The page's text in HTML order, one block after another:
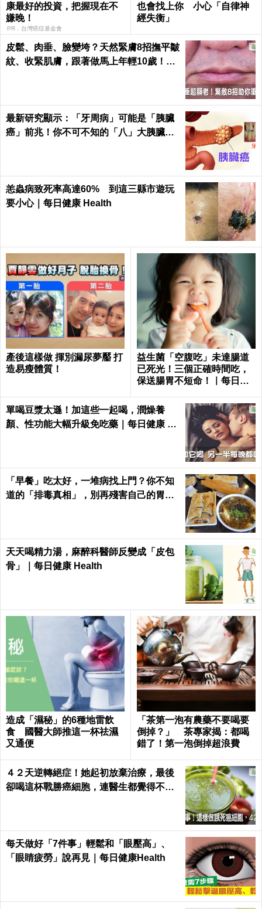
康最好的投資，把握現在不
嫌晚！
PR．台灣癌症基金會
也會找上你 小心「自律神
經失衡」
皮鬆、肉垂、臉變垮？天然緊膚8招撫平皺
紋、收緊肌膚，跟著做馬上年輕10歲！｜
最新研究顯示：「牙周病」可能是「胰臟
癌」前兆！你不可不知的「八」大胰臟癌
恙蟲病致死率高達60% 到這三縣市遊玩
要小心｜每日健康 Health
產後這樣做 揮別漏尿夢靨 打
造易瘦體質！
益生菌「空腹吃」未達腸道
已死光！三個正確時間吃，
保送腸胃不短命！｜每日健
單喝豆漿太遜！加這些一起喝，潤燥養
顏、性功能大幅升級免吃藥｜每日健康 He
「早餐」吃太好，一堆病找上門？你不知
道的「排毒真相」，別再殘害自己的胃
天天喝精力湯，麻醉科醫師反變成「皮包
骨」｜每日健康 Health
造成「濕秘」的6種地雷飲
食 國醫大師推這一杯祛濕
又通便
「茶第一泡有農藥不要喝要
倒掉？」 茶專家揭：都喝
錯了！第一泡倒掉超浪費
４２天逆轉絕症！她起初放棄治療，最後
卻喝這杯戰勝癌細胞，連醫生都覺得不可
每天做好「7件事」輕鬆和「眼壓高」、
「眼睛疲勞」說再見｜每日健康Health